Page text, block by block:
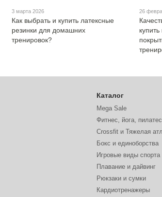
3 марта 2026
Как выбрать и купить латексные
резинки для домашних
тренировок?
26
Каталог
Mega Sale
Фитнес, йога, пилатес
Crossfit и Тяжелая
Бокс и единоборства
Игровые виды спорта
Плавание и дайвинг
Рюкзаки и сумки
Кардиотренажеры